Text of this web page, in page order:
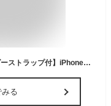
【本日24まで7%OFFクーポン】【ショルダーストラップ付】iPhone17 ケース iPhone17 air ケース MagSafe対応 iPhone16e iPhone16 ケース iPhoneケース iphone15 plus iphone14 promax iphone13 pro max 猫耳 ストラップ付き グリップ付き リング付き 韓国 クリア かわいい
る